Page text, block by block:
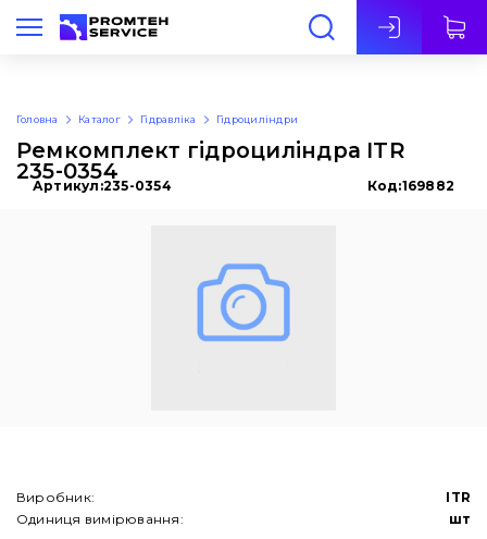
Укр
Головна Каталог Гідравліка Гідроциліндри
Ремкомплект гідроциліндра ITR
235-0354
Артикул:235-0354 Код:169882
Виробник:
ITR
Одиниця вимірювання:
шт